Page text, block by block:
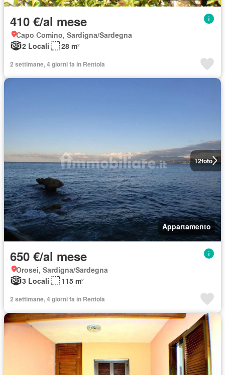
410 €/al mese
Capo Comino, Sardigna/Sardegna
2 Locali
28 m²
2 settimane, 4 giorni fa in Rentola
12foto
Appartamento
650 €/al mese
Orosei, Sardigna/Sardegna
3 Locali
115 m²
2 settimane, 4 giorni fa in Rentola